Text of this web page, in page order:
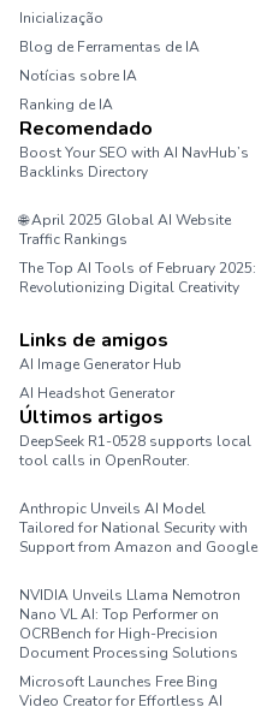
Inicialização
Blog de Ferramentas de IA
Notícias sobre IA
Ranking de IA
Recomendado
Boost Your SEO with AI NavHub’s
Backlinks Directory
🌐 April 2025 Global AI Website
Traffic Rankings
The Top AI Tools of February 2025:
Revolutionizing Digital Creativity
Links de amigos
AI Image Generator Hub
AI Headshot Generator
Últimos artigos
DeepSeek R1-0528 supports local
tool calls in OpenRouter.
Anthropic Unveils AI Model
Tailored for National Security with
Support from Amazon and Google
NVIDIA Unveils Llama Nemotron
Nano VL AI: Top Performer on
OCRBench for High-Precision
Document Processing Solutions
Microsoft Launches Free Bing
Video Creator for Effortless AI